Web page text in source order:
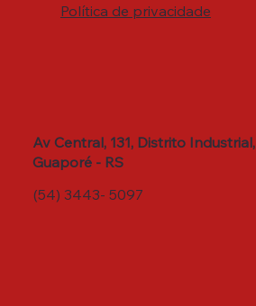
Av Central, 131, Distrito Industrial,
Guaporé - RS
(54) 3443- 5097
Política de privacidade